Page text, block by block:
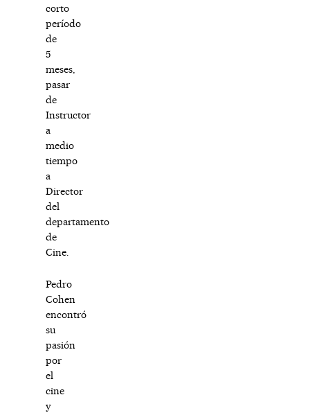
corto
período
de
5
meses,
pasar
de
Instructor
a
medio
tiempo
a
Director
del
departamento
de
Cine.
Pedro
Cohen
encontró
su
pasión
por
el
cine
y